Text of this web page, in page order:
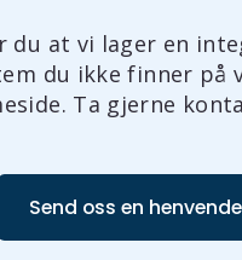
du at vi lager en
du ikke finner på
Ta gjerne
Send oss en